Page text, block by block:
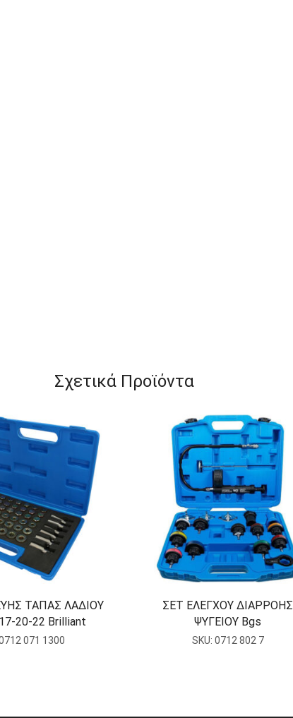
Σχετικά Προϊόντα
ΤΑΠΑΣ ΛΑΔΙΟΥ
20-22 Brilliant
071 1300
ΣΕΤ ΕΛΕΓΧΟΥ ΔΙΑΡΡΟΗΣ
ΨΥΓΕΙΟΥ Bgs
SKU: 0712 802 7